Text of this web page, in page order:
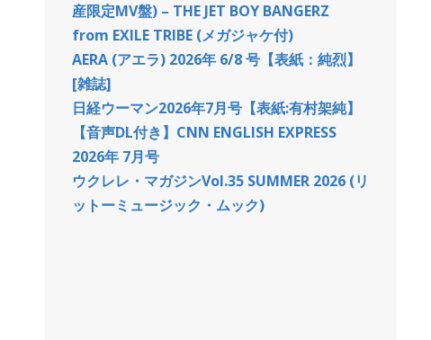
産限定MV盤) – THE JET BOY BANGERZ
from EXILE TRIBE (メガジャケ付)
AERA (アエラ) 2026年 6/8 号【表紙：純烈】
[雑誌]
日経ウーマン2026年7月号【表紙:有村架純】
【音声DL付き】CNN ENGLISH EXPRESS
2026年 7月号
ウクレレ・マガジンVol.35 SUMMER 2026 (リ
ットーミュージック・ムック)